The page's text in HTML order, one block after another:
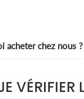
acheter chez nous ?